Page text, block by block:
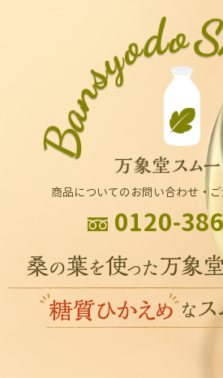
商品についてのお問い合わせ・
0120-